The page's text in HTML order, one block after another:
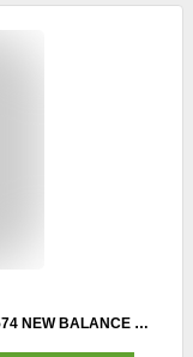
【今だけクーポン配布中】ニューバランス ML574 NEW BALANCE スニーカー メンズ ブラック 黒 おしゃれ シンプル 靴 シューズ ブランド 歩きやすい カジュアル 定番 通勤 通学